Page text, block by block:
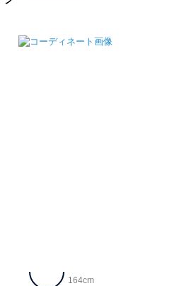
164cm